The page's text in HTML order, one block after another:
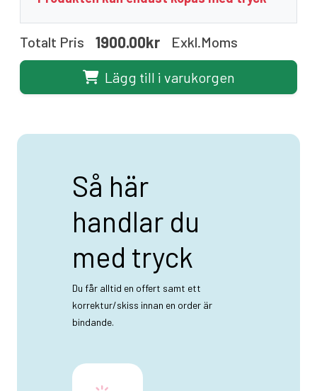
Totalt Pris 1900.00kr Exkl.moms
Lägg till i varukorgen
Så här
handlar du
med tryck
Du får alltid en offert samt ett
korrektur/skiss innan en order är
bindande.